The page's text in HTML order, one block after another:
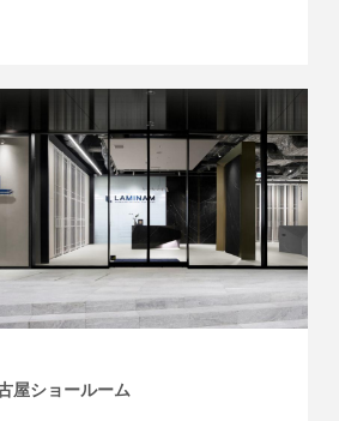
屋ショールーム